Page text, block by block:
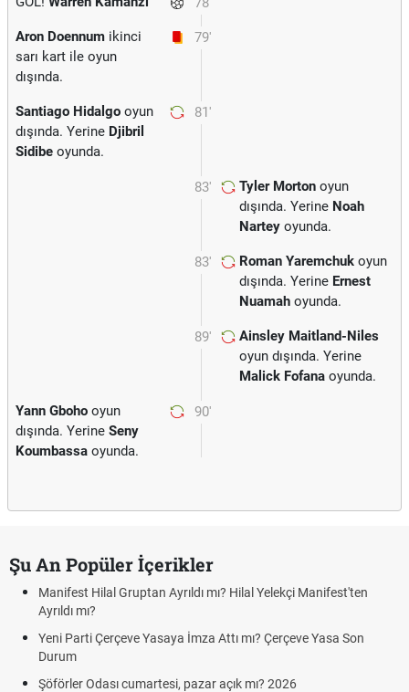
79'
Aron Doennum ikinci
sarı kart ile oyun
dışında.
81'
Santiago Hidalgo oyun
dışında. Yerine Djibril
Sidibe oyunda.
83' Tyler Morton oyun
dışında. Yerine Noah
Nartey oyunda.
83' Roman Yaremchuk oyun
dışında. Yerine Ernest
Nuamah oyunda.
89'
Ainsley Maitland-Niles
oyun dışında. Yerine
Malick Fofana oyunda.
90'
Yann Gboho oyun
dışında. Yerine Seny
Koumbassa oyunda.
Şu An Popüler İçerikler
Manifest Hilal Gruptan Ayrıldı mı? Hilal Yelekçi Manifest'ten
Ayrıldı mı?
Yeni Parti Çerçeve Yasaya İmza Attı mı? Çerçeve Yasa Son
Durum
Şöförler Odası cumartesi, pazar açık mı? 2026